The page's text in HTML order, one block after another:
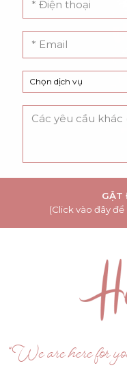
GẬT
(Click vào đây
“We are here for